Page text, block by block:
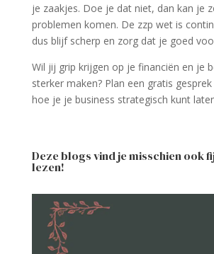
je zaakjes. Doe je dat niet, dan kan je
problemen komen. De zzp wet is
dus blijf scherp en zorg dat je goed
Wil jij grip krijgen op je financiën en je
sterker maken? Plan een gratis
hoe je je business strategisch kunt
Deze blogs vind je misschien ook
lezen!